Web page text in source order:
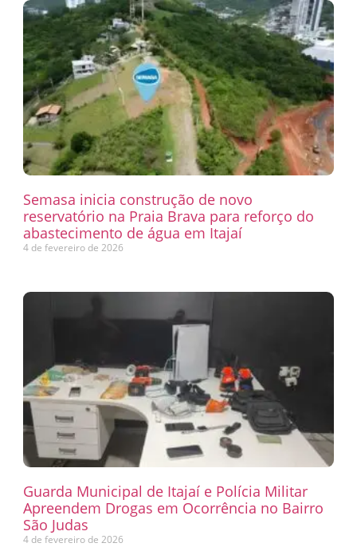
Semasa inicia construção de novo
reservatório na Praia Brava para reforço do
abastecimento de água em Itajaí
4 de fevereiro de 2026
Guarda Municipal de Itajaí e Polícia Militar
Apreendem Drogas em Ocorrência no Bairro
São Judas
4 de fevereiro de 2026